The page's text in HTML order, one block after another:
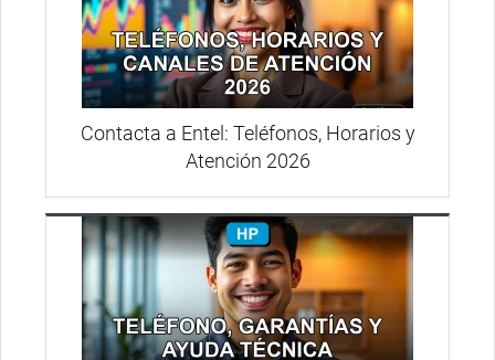
Contacta a Entel: Teléfonos, Horarios y
Atención 2026